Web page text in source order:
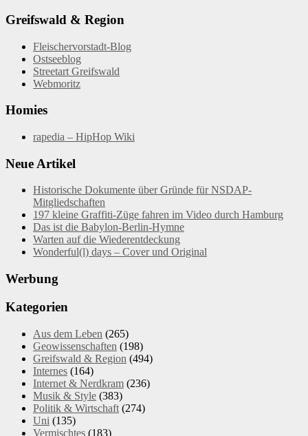
Greifswald & Region
Fleischervorstadt-Blog
Ostseeblog
Streetart Greifswald
Webmoritz
Homies
rapedia – HipHop Wiki
Neue Artikel
Historische Dokumente über Gründe für NSDAP-
Mitgliedschaften
197 kleine Graffiti-Züge fahren im Video durch Hamburg
Das ist die Babylon-Berlin-Hymne
Warten auf die Wiederentdeckung
Wonderful(l) days – Cover und Original
Werbung
Kategorien
Aus dem Leben (265)
Geowissenschaften (198)
Greifswald & Region (494)
Internes (164)
Internet & Nerdkram (236)
Musik & Style (383)
Politik & Wirtschaft (274)
Uni (135)
Vermischtes (183)